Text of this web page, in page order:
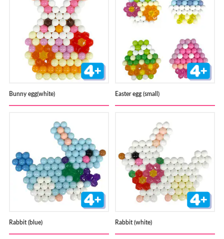
Bunny egg(white) Easter egg (small)
Rabbit (blue) Rabbit (white)